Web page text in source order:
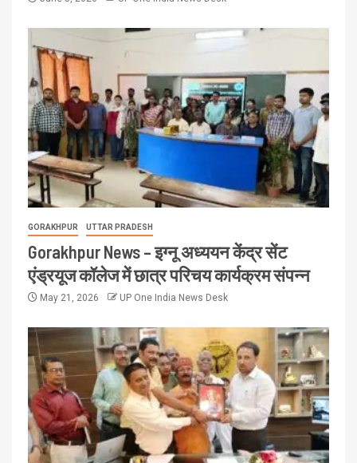
GORAKHPUR UTTAR PRADESH
Gorakhpur News – इग्नू अध्ययन केंद्र सेंट
एंड्रयूज कॉलेज में छात्र परिचय कार्यक्रम संपन्न
May 21, 2026 UP One India News Desk